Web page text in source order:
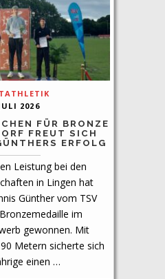
2026
FÜR BRONZE
FREUT SICH
ERFOLG
Leistung bei den
in Lingen hat
Günther vom TSV
im
gewonnen. Mit
Metern sicherte sich
einen …